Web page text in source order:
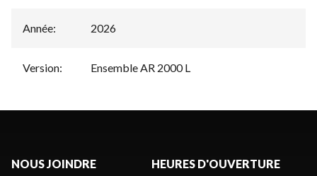
Année: 2026
Version: Ensemble AR 2000 L
NOUS JOINDRE HEURES D'OUVERTURE